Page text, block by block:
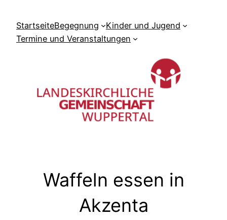
Inhalt
springen
StartseiteBegegnung
Kinder und Jugend
Termine und Veranstaltungen
Waffeln essen in
Akzenta